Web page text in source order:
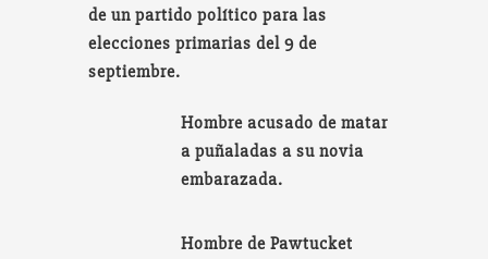
de un partido político para las
elecciones primarias del 9 de
septiembre.
Hombre acusado de matar
a puñaladas a su novia
embarazada.
Hombre de Pawtucket